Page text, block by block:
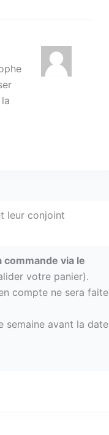
leur conjoint
commande via le
votre panier).
compte ne sera faite
semaine avant la date